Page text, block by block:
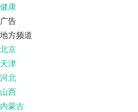
健康
广告
地方频道
北京
天津
河北
山西
内蒙古